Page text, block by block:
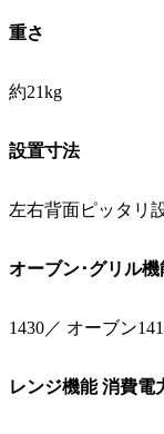
重さ
約21kg
設置寸法
左右背面ピッタリ
オーブン･グリル
1430／ オーブン
レンジ機能 消費電